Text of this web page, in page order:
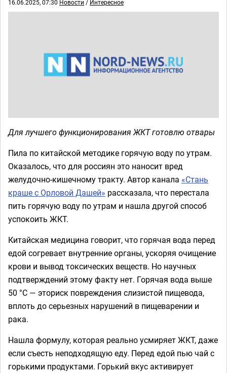
16.06.2025, 07:30 Новости / Интересное
Для лучшего функционирования ЖКТ готовлю отвары
Пила по китайской методике горячую воду по утрам.
Оказалось, что для россиян это наносит вред
желудочно-кишечному тракту. Автор канала «Стань
краше с Орловой Дашей» рассказала, что перестала
пить горячую воду по утрам и нашла другой способ
успокоить ЖКТ.
Китайская медицина говорит, что горячая вода перед
едой согревает внутренние органы, ускоряя очищение
крови и вывод токсических веществ. Но научных
подтверждений этому факту нет. Горячая вода выше
50 °C — эториск повреждения слизистой пищевода,
вплоть до серьезных нарушений в пищеварении и
рака.
Нашла формулу, которая реально усмиряет ЖКТ, даже
если съесть неподходящую еду. Перед едой пью чай с
горькими продуктами. Горький вкус активирует